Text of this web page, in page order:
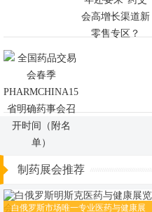
制药展会推荐
白俄罗斯市场唯一专业医药与健康展